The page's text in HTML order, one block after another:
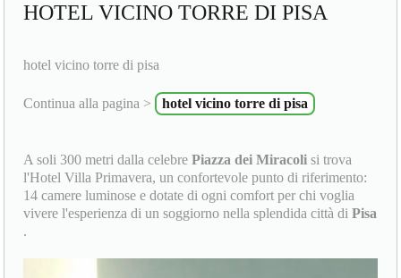
HOTEL VICINO TORRE DI PISA
hotel vicino torre di pisa
Continua alla pagina > hotel vicino torre di pisa
A soli 300 metri dalla celebrePiazza dei Miracoli si trova
l'Hotel Villa Primavera, un confortevole punto di riferimento:
14 camere luminose e dotate di ogni comfort per chi voglia
vivere l'esperienza di un soggiorno nella splendida città diPisa
.